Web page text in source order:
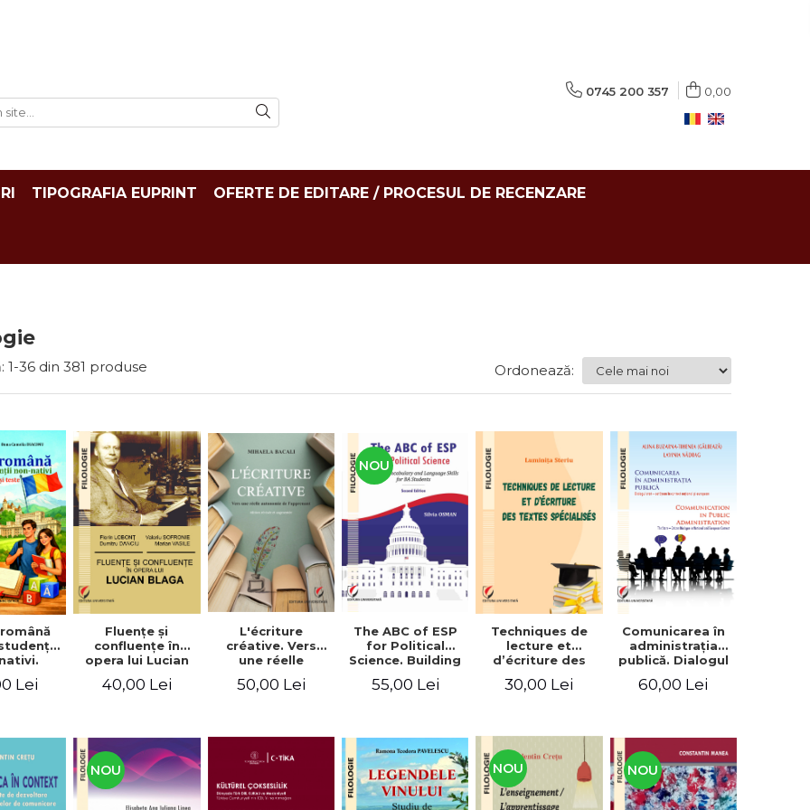
0745 200 357 0,00
TIPOGRAFIA EUPRINT OFERTE DE EDITARE / PROCESUL DE RECENZARE
1-36 din 381 produse Ordonează:
şi
A1-B2
Lei
Fluenţe şi
confluenţe în
opera lui Lucian
40,00 Lei
L'écriture
créative. Vers
une réelle
autonomie de
l'apprenant, Éd.
50,00 Lei
NOU
The ABC of ESP
for Political
Science. Building
vocabulary and
language skills
55,00 Lei
Techniques de
lecture et
d’écriture des
spécialisés
30,00 Lei
Comunicarea în
administraţia
publică. Dialogul
stat – cetăţean în
context naţional
administration .
The state-citizen
dialogue in
national and
European
60,00 Lei
NOU NOU NOU